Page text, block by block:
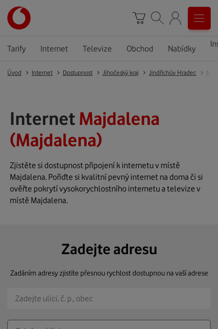
Tarify Internet Televize Obchod Nabídky
Úvod Internet Dostupnost Jihočeský kraj Jindřichův Hradec
Internet Majdalena
(Majdalena)
Zjistěte si dostupnost připojení k internetu v místě
Majdalena. Pořiďte si kvalitní pevný internet na doma či si
ověřte pokrytí vysokorychlostního internetu a televize v
místě Majdalena.
Zadejte adresu
Zadáním adresy zjistíte přesnou rychlost dostupnou na vaší adrese